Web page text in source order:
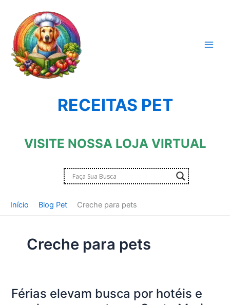
conteúdo
RECEITAS PET
VISITE NOSSA LOJA VIRTUAL
Início Blog Pet Creche para pets
Creche para pets
Férias elevam busca por hotéis e